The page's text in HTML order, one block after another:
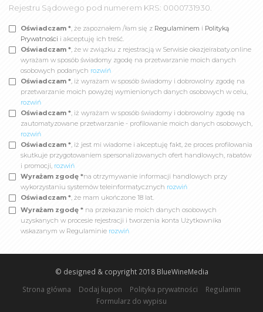
Rejestru Sądowego pod numerem KRS: 0000731930.
Oświadczam *, że zapoznałem /łam się z Regulaminem i Polityką
Prywatności i akceptuję ich treść.
Oświadczam *, że w związku z rejestracją w Serwisie okazjeirabaty.online
wyrażam w sposób świadomy zgodę na przetwarzanie moich danych
osobowych podanych rozwiń
Oświadczam *, iż wyrażam w sposób świadomy i dobrowolny zgodę na
przetwarzanie moich powyżej wymienionych danych osobowych w celu,
rozwiń
Oświadczam *, iż wyrażam w sposób świadomy i dobrowolny zgodę na
zautomatyzowane przetwarzanie - profilowanie moich danych osobowych,
rozwiń
Oświadczam *, iż jest mi wiadome i akceptuję fakt, że proces profilowania
skutkuje przygotowaniem spersonalizowanych ofert handlowych, rabatów
i promocji, rozwiń
Wyrażam zgodę *na otrzymywanie informacji handlowych przy
wykorzystaniu systemów teleinformatycznych rozwiń
Oświadczam *, że mam ukończone 18 lat.
Wyrażam zgodę * na przekazanie moich danych osobowych
uzyskanych w procesie rejestracji i tworzenia konta Użytkownika
wskazanym w Regulaminie rozwiń
© designed & copyright 2018 BlueWineMedia
Strona główna
Dodaj kupon Polityka prywatności
Regulamin
Formularz do wypisu